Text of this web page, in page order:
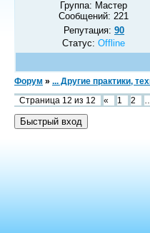
Группа: Мастер
Сообщений: 221
Репутация: 90
Статус:Offline
Форум » ... Другие практики,
Страница 12 из 12 « 1 2